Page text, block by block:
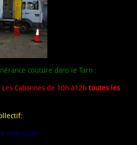
couture dans le Tarn :
Cabannes de 10h à12h toutes les
individuel ....